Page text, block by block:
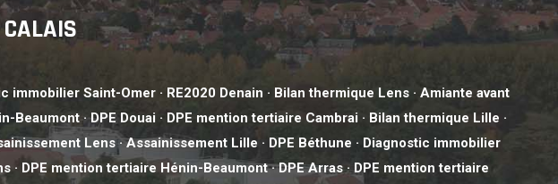
immobilier Saint-Omer · RE2020 Denain · Bilan thermique Lens ·Amiante avant
Beaumont·DPE Douai · DPE mention tertiaire Cambrai · Bilan thermique Lille ·
Lens·Assainissement Lille · DPE Béthune · Diagnostic immobilier
· DPE mention tertiaire Hénin-Beaumont·DPE Arras ·DPE mention tertiaire